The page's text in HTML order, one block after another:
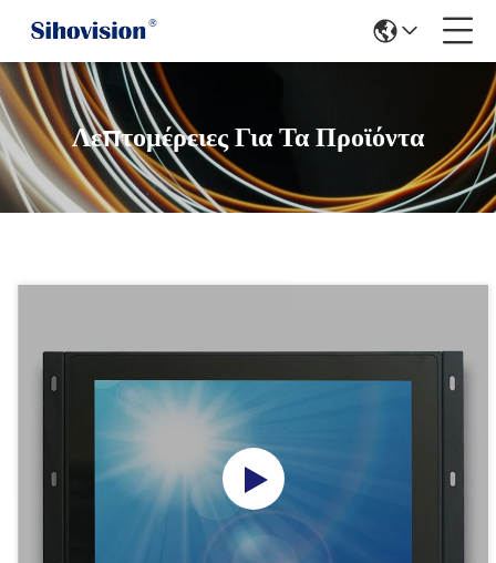
Λεπτομέρειες Για Τα Προϊόντα